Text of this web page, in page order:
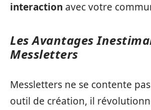
interaction avec votre
Les Avantages
Messletters
Messletters ne se contente
outil de création, il